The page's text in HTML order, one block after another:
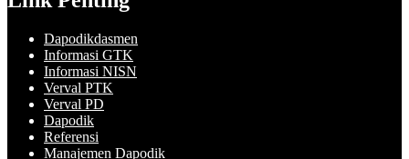
Dapodikdasmen
Informasi GTK
Informasi NISN
Verval PTK
Verval PD
Dapodik
Referensi
Manajemen Dapodik